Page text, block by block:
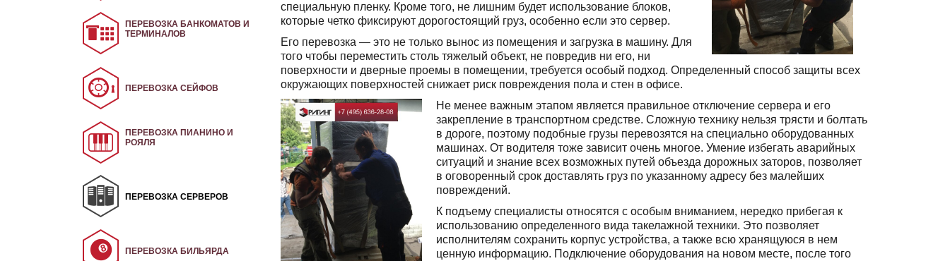
специальную пленку. Кроме того, не лишним будет использование блоков,
которые четко фиксируют дорогостоящий груз, особенно если это сервер.
Его перевозка — это не только вынос из помещения и загрузка в машину. Для
того чтобы переместить столь тяжелый объект, не повредив ни его, ни
поверхности и дверные проемы в помещении, требуется особый подход. Определенный способ защиты всех
окружающих поверхностей снижает риск повреждения пола и стен в офисе.
Не менее важным этапом является правильное отключение сервера и его
закрепление в транспортном средстве. Сложную технику нельзя трясти и болтать
в дороге, поэтому подобные грузы перевозятся на специально оборудованных
машинах. От водителя тоже зависит очень многое. Умение избегать аварийных
ситуаций и знание всех возможных путей объезда дорожных заторов, позволяет
в оговоренный срок доставлять груз по указанному адресу без малейших
повреждений.
К подъему специалисты относятся с особым вниманием, нередко прибегая к
использованию определенного вида такелажной техники. Это позволяет
исполнителям сохранить корпус устройства, а также всю хранящуюся в нем
ценную информацию. Подключение оборудования на новом месте, после того
ПЕРЕВОЗКА БАНКОМАТОВ И
ТЕРМИНАЛОВ
ПЕРЕВОЗКА СЕЙФОВ
ПЕРЕВОЗКА ПИАНИНО И
РОЯЛЯ
ПЕРЕВОЗКА СЕРВЕРОВ
ПЕРЕВОЗКА БИЛЬЯРДА